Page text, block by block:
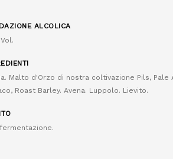
ALCOLICA
Malto d'Orzo di nostra coltivazione Pils, Pale
Roast Barley. Avena. Luppolo. Lievito.